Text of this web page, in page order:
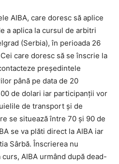
AIBA, care doresc să aplice
a aplica la cursul de arbitri
(Serbia), în perioada 26
care doresc să se înscrie la
președintele
până pe data de 20
de dolari iar participanții vor
de transport și de
se situează între 70 și 90 de
se va plăti direct la AIBA iar
Sârbă. Înscrierea nu
AIBA urmând după dead-